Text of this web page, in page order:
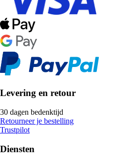
Levering en retour
30 dagen bedenktijd
Retourneer je bestelling
Trustpilot
Diensten